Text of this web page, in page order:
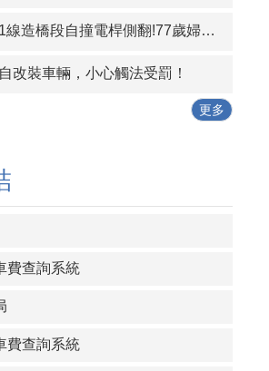
線上，車輛遵守停讓
必遵守停讓
橋段自撞電桿側翻!77歲婦送醫不治，消防局籲高齡駕駛注意車況
改裝車輛，小心觸法受罰！
更多
費查詢系統
費查詢系統